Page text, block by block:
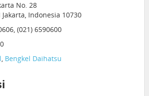
No. 28
Jakarta, Indonesia 10730
(021) 6590600
, Bengkel Daihatsu